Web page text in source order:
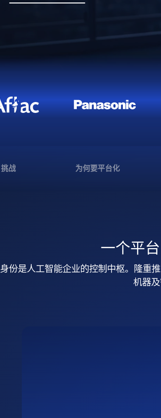
挑战 为何要平台化
一个平台
身份是人工智能企业的控制中枢。隆重
机器